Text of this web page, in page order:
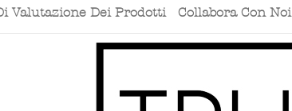
Valutazione Dei Prodotti Collabora Con Noi